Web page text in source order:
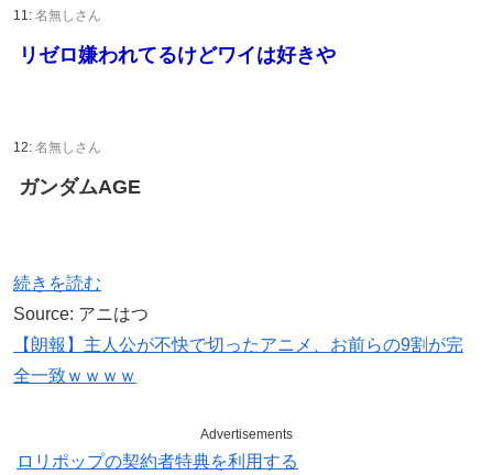
11: 名無しさん
リゼロ嫌われてるけどワイは好きや
12: 名無しさん
ガンダムAGE
続きを読む
Source: アニはつ
【朗報】主人公が不快で切ったアニメ、お前らの9割が完
全一致ｗｗｗｗ
Advertisements
ロリポップの契約者特典を利用する